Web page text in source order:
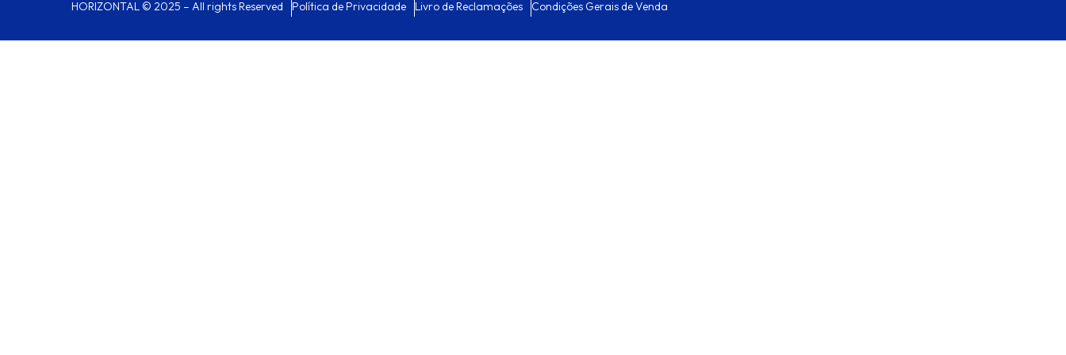
HORIZONTAL © 2025 – All rights Reserved Política de Privacidade Livro de Reclamações Condições Gerais de Venda